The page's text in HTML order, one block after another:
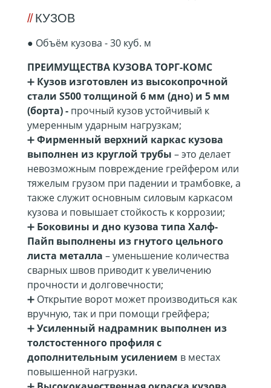
КУЗОВ
● Объём кузова - 30 куб. м
ПРЕИМУЩЕСТВА КУЗОВА ТОРГ-КОМС
➕ Кузов изготовлен из высокопрочной
стали S500 толщиной 6 мм (дно) и 5 мм
(борта) - прочный кузов устойчивый к
умеренным ударным нагрузкам;
➕Фирменный верхний каркас кузова
выполнен из круглой трубы – это делает
невозможным повреждение грейфером или
тяжелым грузом при падении и трамбовке, а
также служит основным силовым каркасом
кузова и повышает стойкость к коррозии;
➕ Боковины и дно кузова типа Халф-
Пайп выполнены из гнутого цельного
листа металла – уменьшение количества
сварных швов приводит к увеличению
прочности и долговечности;
➕ Открытие ворот может производиться как
вручную, так и при помощи грейфера;
➕Усиленный надрамник выполнен из
толстостенного профиля с
дополнительным усилением в местах
повышенной нагрузки.